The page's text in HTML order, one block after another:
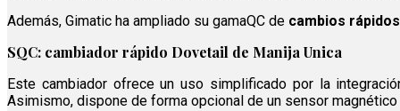
Además, Gimatic ha ampliado su gamaQC de cambios rápidos
SQC: cambiador rápido Dovetail de Manija Unica
Este cambiador ofrece un uso simplificado por la
Asimismo, dispone de forma opcional de un sensor